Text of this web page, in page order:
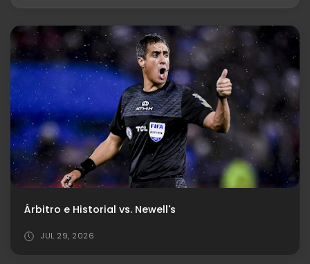
Árbitro e Historial vs. Newell's
JUL 29, 2026